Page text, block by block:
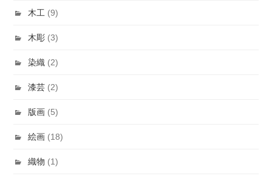
木工 (9)
木彫 (3)
染織 (2)
漆芸 (2)
版画 (5)
絵画 (18)
織物 (1)